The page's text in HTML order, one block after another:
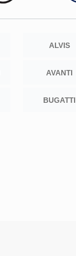
ALVIS
AVANTI
BUGATTI